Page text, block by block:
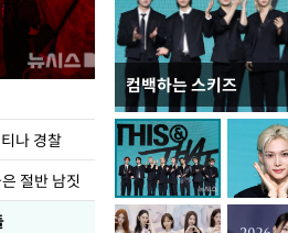
나 경찰
절반 남짓
컴백하는 스키즈
지석천 뒤덮은 개구리